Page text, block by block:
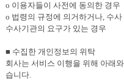
o 이용자들이 사전에 동의한 경우
o 법령의 규정에 의거하거나, 수
수사기관의 요구가 있는 경우
■ 수집한 개인정보의 위탁
회사는 서비스 이행을 위해 아래
습니다.